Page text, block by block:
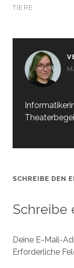
TIERE
SCHREIBE DEN
Schreibe
Deine E-Mail-
Erforderliche